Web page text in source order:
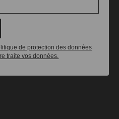
de protection des données
traite vos données.